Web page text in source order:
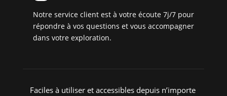
Notre service client est à votre écoute 7j/7 pour
répondre à vos questions et vous accompagner
dans votre exploration.
Faciles à utiliser et accessibles depuis n’importe